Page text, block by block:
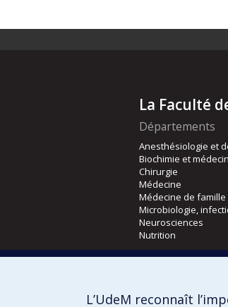
La Faculté
Départements
Anesthésiologie et
Biochimie et
Chirurgie
Médecine
Médecine de famille
Microbiologie,
Neurosciences
Nutrition
Orthophonie et
L’UdeM reconnaît